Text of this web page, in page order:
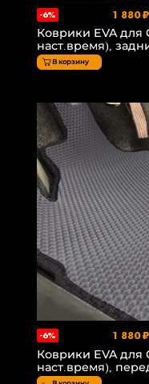
-6% 1 880 ₽
Коврики EVA для
наст.время),
В корзину
-6% 1 880 ₽
Коврики EVA для
наст.время),